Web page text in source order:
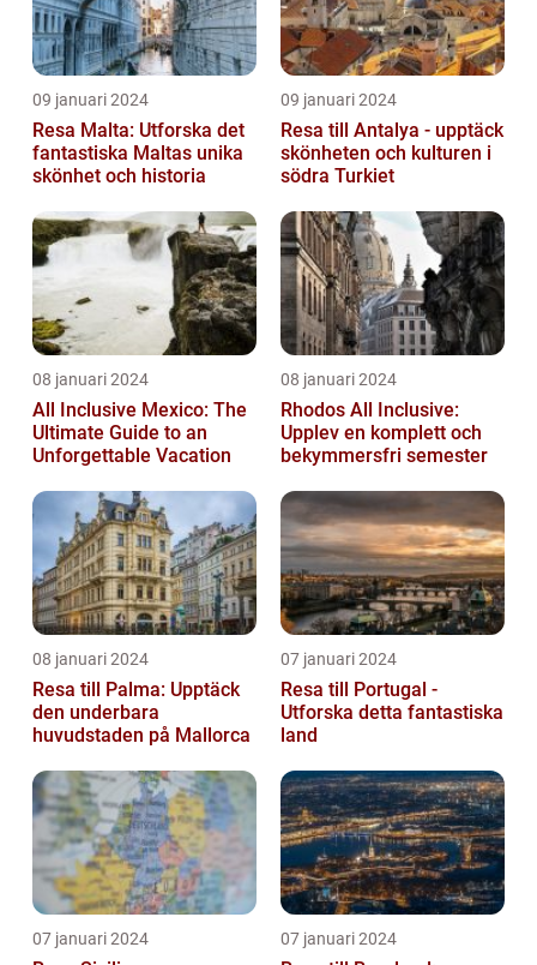
09 januari 2024
Resa Malta: Utforska det
fantastiska Maltas unika
skönhet och historia
09 januari 2024
Resa till Antalya - upptäck
skönheten och kulturen i
södra Turkiet
08 januari 2024
All Inclusive Mexico: The
Ultimate Guide to an
Unforgettable Vacation
08 januari 2024
Rhodos All Inclusive:
Upplev en komplett och
bekymmersfri semester
08 januari 2024
Resa till Palma: Upptäck
den underbara
huvudstaden på Mallorca
07 januari 2024
Resa till Portugal -
Utforska detta fantastiska
land
07 januari 2024 07 januari 2024